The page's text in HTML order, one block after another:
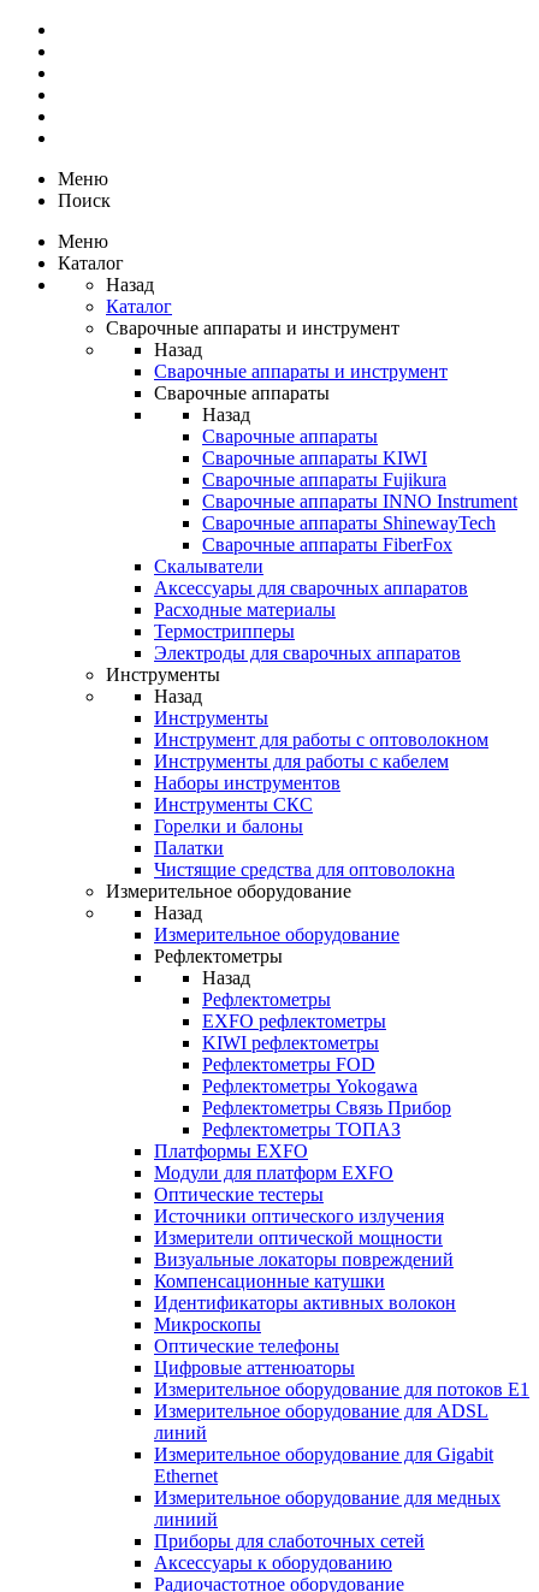
Меню
Поиск
Меню
Каталог
Назад
Каталог
Сварочные аппараты и инструмент
Назад
Сварочные аппараты и инструмент
Сварочные аппараты
Назад
Сварочные аппараты
Сварочные аппараты KIWI
Сварочные аппараты Fujikura
Сварочные аппараты INNO Instrument
Сварочные аппараты ShinewayTech
Cварочные аппараты FiberFox
Скалыватели
Аксессуары для сварочных аппаратов
Расходные материалы
Термострипперы
Электроды для сварочных аппаратов
Инструменты
Назад
Инструменты
Инструмент для работы с оптоволокном
Инструменты для работы с кабелем
Наборы инструментов
Инструменты СКС
Горелки и балоны
Палатки
Чистящие средства для оптоволокна
Измерительное оборудование
Назад
Измерительное оборудование
Рефлектометры
Назад
Рефлектометры
EXFO рефлектометры
KIWI рефлектометры
Рефлектометры FOD
Рефлектометры Yokogawa
Рефлектометры Связь Прибор
Рефлектометры ТОПАЗ
Платформы EXFO
Модули для платформ EXFO
Оптические тестеры
Источники оптического излучения
Измерители оптической мощности
Визуальные локаторы повреждений
Компенсационные катушки
Идентификаторы активных волокон
Микроскопы
Оптические телефоны
Цифровые аттенюаторы
Измерительное оборудование для потоков Е1
Измерительное оборудование для ADSL
линий
Измерительное оборудование для Gigabit
Ethernet
Измерительное оборудование для медных
линиий
Приборы для слаботочных сетей
Аксессуары к оборудованию
Радиочастотное оборудование